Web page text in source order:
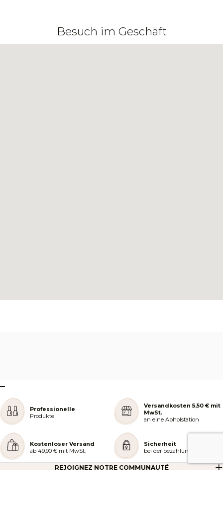
Besuch im Geschäft
–
Professionelle
Produkte
Versandkosten 5,50 € mit
MwSt.
an eine Abholstation
Kostenloser Versand
ab 49,90 € mit MwSt.
Sicherheit
bei der bezahlung
REJOIGNEZ NOTRE COMMUNAUTÉ